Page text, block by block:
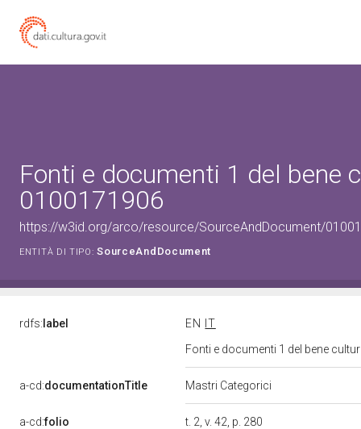
Fonti e documenti 1 del bene
0100171906
https://w3id.org/arco/resource/SourceAndDocument/
ENTITÀ DI TIPO: SourceAndDocument
rdfs: label EN
IT
Fonti e documenti 1 del bene
a-cd:documentationTitle Mastri Categorici
a-cd:folio t. 2, v. 42, p. 280